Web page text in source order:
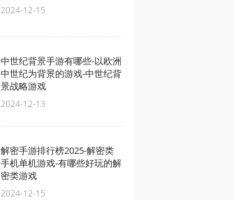
2024-12-15
中世纪背景手游有哪些-以欧洲
中世纪为背景的游戏-中世纪背
景战略游戏
2024-12-13
解密手游排行榜2025-解密类
手机单机游戏-有哪些好玩的解
密类游戏
2024-12-15